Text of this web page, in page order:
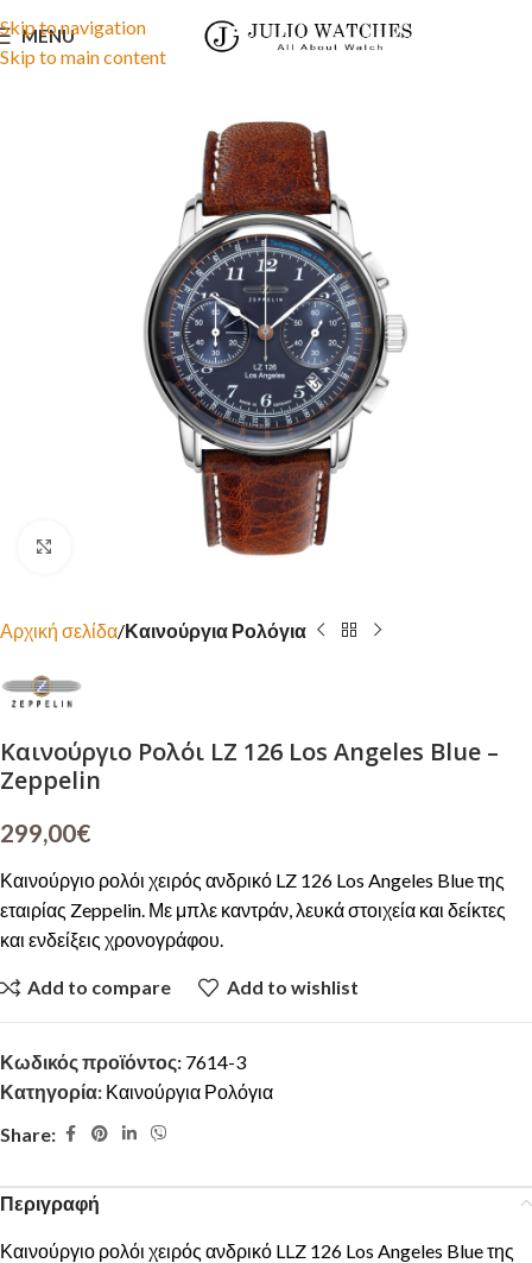
Skip to navigation
Skip to main content
MENU
Αρχική σελίδα Καινούργια Ρολόγια
Καινούργιο Ρολόι LZ 126 Los Angeles Blue –
Zeppelin
299,00€
Καινούργιο ρολόι χειρός ανδρικό LZ 126 Los Angeles Blue της
εταιρίας Zeppelin. Με μπλε καντράν, λευκά στοιχεία και δείκτες
και ενδείξεις χρονογράφου.
Add to compare Add to wishlist
Κωδικός προϊόντος: 7614-3
Κατηγορία: Καινούργια Ρολόγια
Share:
Περιγραφή
Καινούργιο ρολόι χειρός ανδρικό LLZ 126 Los Angeles Blue της